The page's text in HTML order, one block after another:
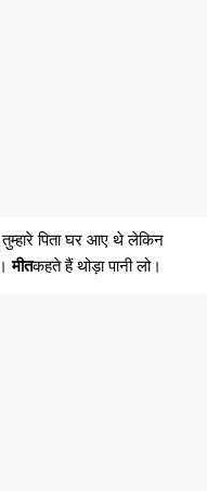
पिता घर आए थे लेकिन
मीतकहते हैं थोड़ा पानी लो।